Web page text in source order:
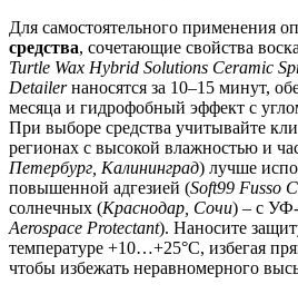
Для самостоятельного применения
средства, сочетающие свойства
Turtle Wax Hybrid Solutions Ceramic
Detailerнаносятся за 10–15 минут,
месяца и гидрофобный эффект с
При выборе средства учитывайте
регионах с высокой влажностью и
Петербург, Калининград) лучше
повышенной адгезией (Soft99 Fusso
солнечных (Краснодар, Сочи) – с
Aerospace Protectant). Наносите
температуре +10…+25°C, избегая
чтобы избежать неравномерного